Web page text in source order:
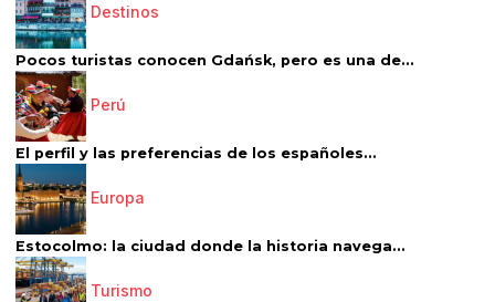
Destinos
Pocos turistas conocen Gdańsk, pero es una de...
Perú
El perfil y las preferencias de los españoles...
Europa
Estocolmo: la ciudad donde la historia navega...
Turismo